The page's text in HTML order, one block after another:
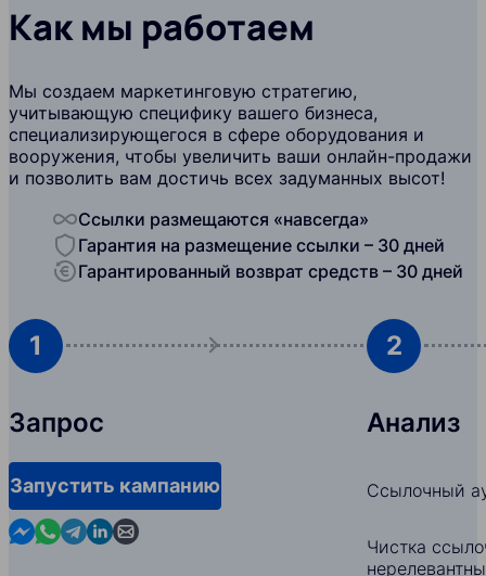
Как мы работаем
Мы создаем маркетинговую стратегию,
учитывающую специфику вашего бизнеса,
специализирующегося в сфере оборудования и
вооружения, чтобы увеличить ваши онлайн-продажи
и позволить вам достичь всех задуманных высот!
Ссылки размещаются «навсегда»
Гарантия на размещение ссылки – 30 дней
Гарантированный возврат средств – 30 дней
1
Запрос
Запустить кампанию
Contact us in Messenger
Contact us in WhatsApp
Contact us in Telegram
Contact us in Linkedin
Contact us by email
2
Анализ
Ссылочный
Чистка